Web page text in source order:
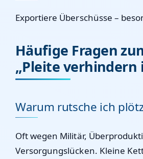
Exportiere Überschüsse –
Häufige Fragen
„Pleite verhindern
Warum rutsche ich
Oft wegen Militär,
Versorgungslücken. Kleine